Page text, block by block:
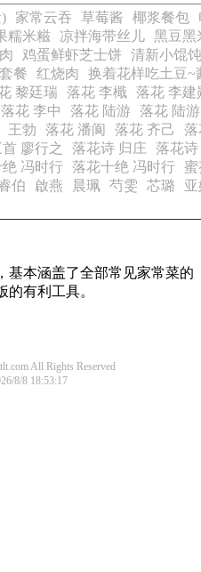
家常云吞 草莓酱 椰浆餐包
糯米糍 凉拌海带丝儿 黑豆黑
鸡蛋鲜虾芝士饼
清新小馄饨
餐 红烧肉
换着花样吃土豆~
黎廷瑞 落花 李檝 落花 李建
落花 李中 落花 陆游
落花 陆游
王勃
落花 潘阆 落花 齐己
落
廖行之 落花诗 归庄
落花
冯时行 落花十绝 冯时行
蜜
伯 啟燕 晨珮 芍雯 芯璐
基本涵盖了全部常见家常菜的
有利工具。
All Rights Reserved
8/8 18:53:17